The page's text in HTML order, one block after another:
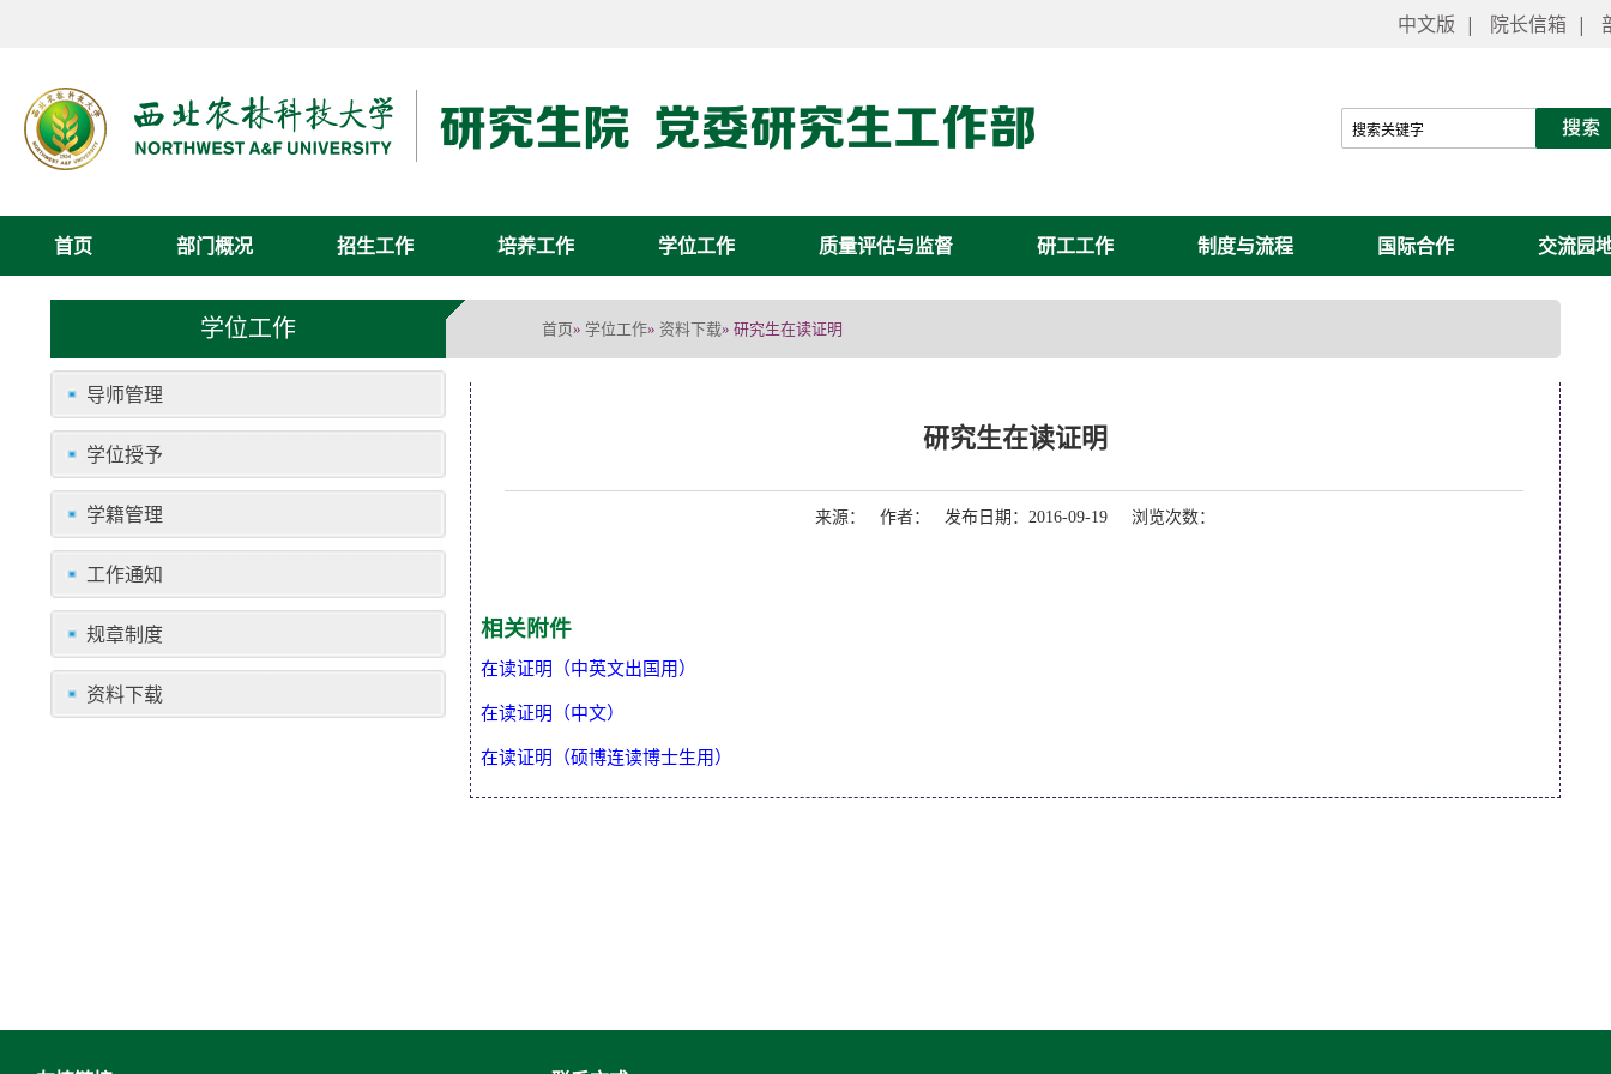
中文版 | 院长信箱 |
首页 部门概况 招生工作 培养工作 学位工作 质量评估与监督 研工工作 制度与流程 国际合作 交流园
学位工作 首页» 学位工作» 资料下载» 研究生在读证明
导师管理
学位授予
学籍管理
工作通知
规章制度
资料下载
研究生在读证明
来源： 作者： 发布日期：2016-09-19 浏览次数：
相关附件
在读证明（中英文出国用）
在读证明（中文）
在读证明（硕博连读博士生用）